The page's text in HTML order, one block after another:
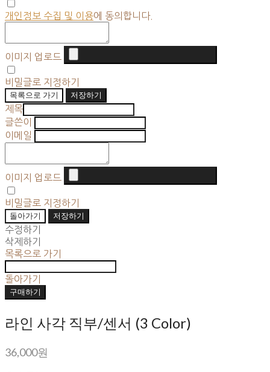
개인정보 수집 및 이용에 동의합니다.
이미지 업로드
비밀글로 지정하기
목록으로 가기
저장하기
제목
글쓴이
이메일
이미지 업로드
비밀글로 지정하기
돌아가기
저장하기
수정하기
삭제하기
목록으로 가기
돌아가기
구매하기
라인 사각 직부/센서 (3 Color)
36,000원